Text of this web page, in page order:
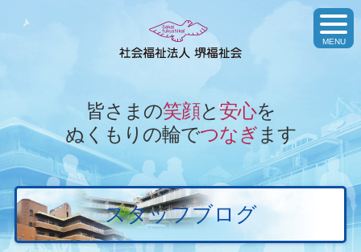
皆さまの笑顔と安心を
ぬくもりの輪でつなぎ ます
toggle
MENU
スタッフブログ